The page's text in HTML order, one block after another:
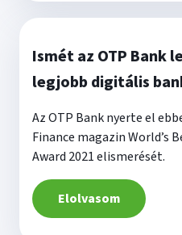
Ismét az OTP Bank
legjobb digitális
Az OTP Bank nyerte el
Finance magazin World’s
Award 2021 elismerését.
Elolvasom